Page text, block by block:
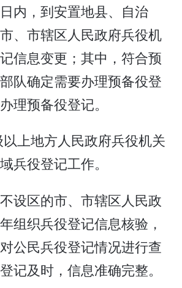
内，到安置地县、自治
、市辖区人民政府兵役机
信息变更；其中，符合预
队确定需要办理预备役登
理预备役登记。
上地方人民政府兵役机关
兵役登记工作。
设区的市、市辖区人民政
组织兵役登记信息核验，
公民兵役登记情况进行查
记及时，信息准确完整。